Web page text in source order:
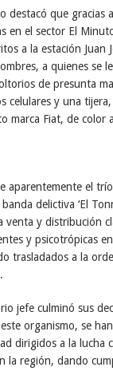
destacó que gracias
en el sector El
a la estación Juan
a quienes se
de presunta
celulares y una
marca Fiat, de color
aparentemente el
delictiva ‘El
venta y distribución
y psicotrópicas
trasladados a la
jefe culminó sus
organismo, se
dirigidos a la lucha
la región, dando